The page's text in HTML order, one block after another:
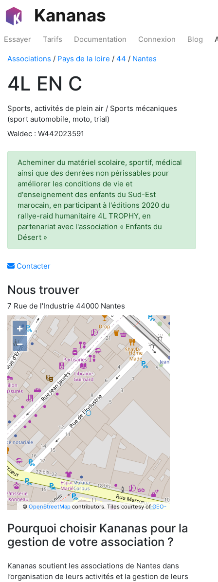
Kananas
Essayer Tarifs Documentation Connexion Blog
Associations / Pays de la loire / 44 / Nantes
4L EN C
Sports, activités de plein air / Sports mécaniques
(sport automobile, moto, trial)
Waldec : W442023591
Acheminer du matériel scolaire, sportif, médical
ainsi que des denrées non périssables pour
améliorer les conditions de vie et
d'enseignement des enfants du Sud-Est
marocain, en participant à l'éditions 2020 du
rallye-raid humanitaire 4L TROPHY, en
partenariat avec l'association « Enfants du
Désert »
Contacter
Nous trouver
7 Rue de l'Industrie 44000 Nantes
+
−
© OpenStreetMapcontributors. Tiles courtesy ofGEO-
Pourquoi choisir Kananas pour la
gestion de votre association ?
Kananas soutient les associations de Nantes dans
l’organisation de leurs activités et la gestion de leurs